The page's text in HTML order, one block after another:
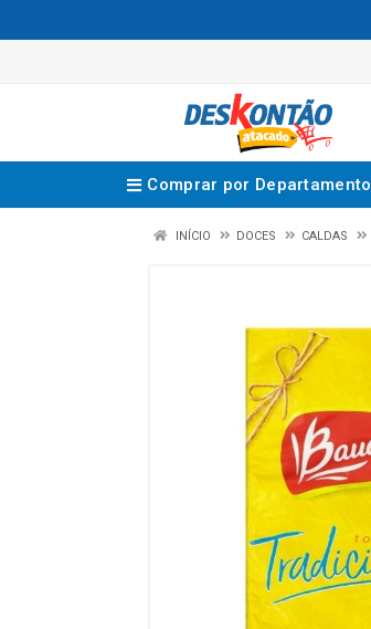
Comprar por Departamento
INÍCIO DOCES CALDAS